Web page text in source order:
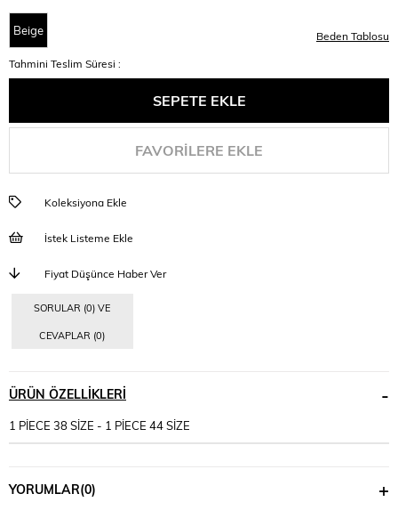
Beige
Beden Tablosu
Tahmini Teslim Süresi :
FAVORILERE EKLE
Koleksiyona Ekle
İstek Listeme Ekle
Fiyat Düşünce Haber Ver
SORULAR (0) VE
CEVAPLAR (0)
ÜRÜN ÖZELLIKLERI
1 PİECE 38 SİZE - 1 PİECE 44 SİZE
YORUMLAR(0)